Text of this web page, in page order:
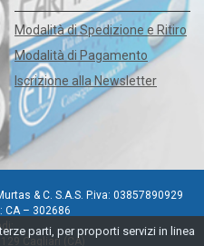
parti, per proporti servizi in linea
Modalità di Spedizione e Ritiro
Modalità di Pagamento
Iscrizione alla Newsletter
& C. S.A.S. P.iva: 03857890929
CA – 302686
Cagliari (CA)